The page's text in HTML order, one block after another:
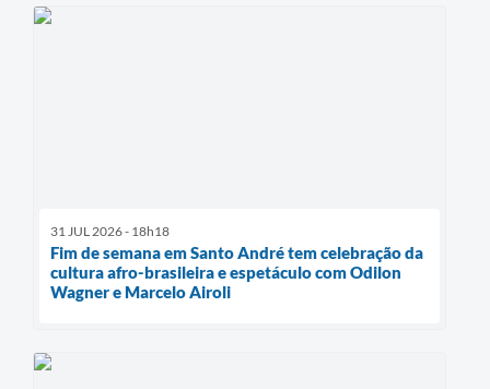
31 JUL 2026 - 18h18
Fim de semana em Santo André tem celebração da
cultura afro-brasileira e espetáculo com Odilon
Wagner e Marcelo Airoli